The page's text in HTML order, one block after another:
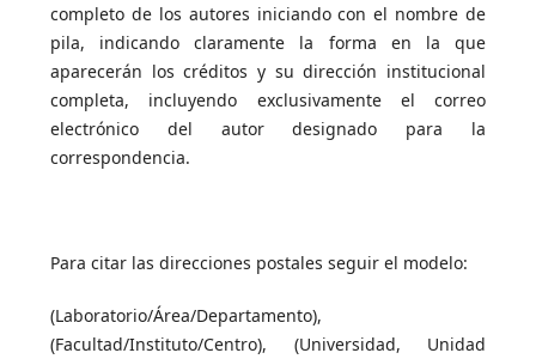
completo de los autores iniciando con el nombre de
pila, indicando claramente la forma en la que
aparecerán los créditos y su dirección institucional
completa, incluyendo exclusivamente el correo
electrónico del autor designado para la
correspondencia.
Para citar las direcciones postales seguir el modelo:
(Laboratorio/Área/Departamento),
(Facultad/Instituto/Centro), (Universidad, Unidad